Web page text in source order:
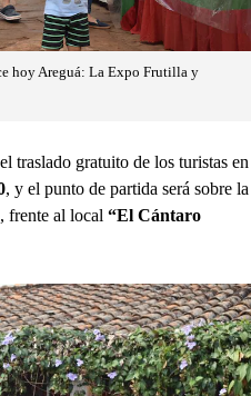
hoy Areguá: La Expo Frutilla y
traslado gratuito de los turistas en
, y el punto de partida será sobre la
frente al local “El Cántaro